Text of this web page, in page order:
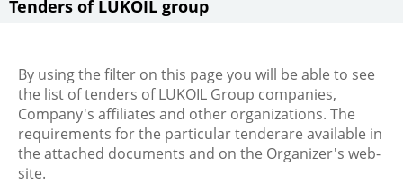
Tenders of LUKOIL group
By using the filter on this page you will be able to see
the list of tenders of LUKOIL Group companies,
Company's affiliates and other organizations. The
requirements for the particular tenderare available in
the attached documents and on the Organizer's web-
site.